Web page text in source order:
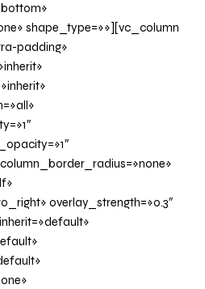
shape_type=»»][vc_column
padding»
overlay_strength=»0.3″